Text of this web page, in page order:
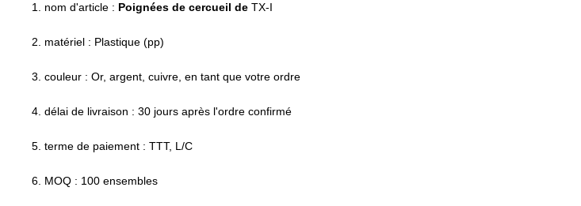
1. nom d'article : Poignées de cercueil de TX-I
2. matériel : Plastique (pp)
3. couleur : Or, argent, cuivre, en tant que votre ordre
4. délai de livraison : 30 jours après l'ordre confirmé
5. terme de paiement : TTT, L/C
6. MOQ : 100 ensembles